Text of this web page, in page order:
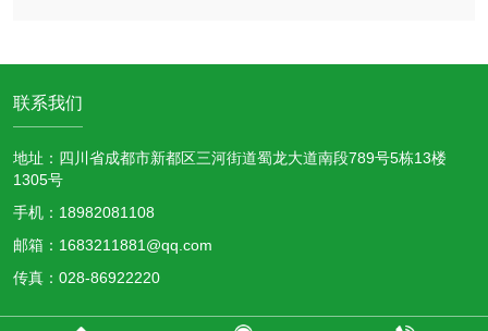
联系我们
地址：四川省成都市新都区三河街道蜀龙大道南段789号5栋13楼
1305号
手机：18982081108
邮箱：1683211881@qq.com
传真：028-86922220